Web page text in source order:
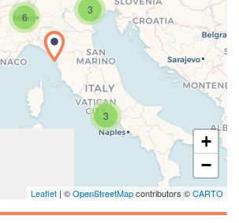
Caricamento della carta in corso...
3
3
6
+
−
Leaflet | ©OpenStreetMapcontributors ©CARTO